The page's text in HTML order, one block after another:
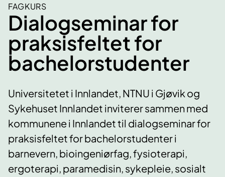
FAGKURS
Dialogseminar for
praksisfeltet for
bachelorstudenter
Universitetet i Innlandet, NTNU i Gjøvik og
Sykehuset Innlandet inviterer sammen med
kommunene i Innlandet til dialogseminar for
praksisfeltet for bachelorstudenter i
barnevern, bioingeniørfag, fysioterapi,
ergoterapi, paramedisin, sykepleie, sosialt